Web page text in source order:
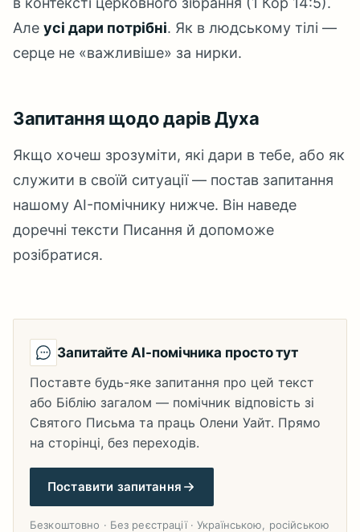
Але усі дари потрібні. Як в людському тілі —
серце не «важливіше» за нирки.
Запитання щодо дарів Духа
Якщо хочеш зрозуміти, які дари в тебе, або як
служити в своїй ситуації — постав запитання
нашому AI-помічнику нижче. Він наведе
доречні тексти Писання й допоможе
розібратися.
Запитайте AI-помічника просто тут
Поставте будь-яке запитання про цей текст
або Біблію загалом — помічник відповість зі
Святого Письма та праць Олени Уайт. Прямо
на сторінці, без переходів.
Поставити запитання
Безкоштовно · Без реєстрації · Українською, російською